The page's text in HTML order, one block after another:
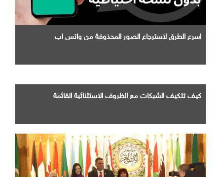
اسرع الطرق لاسترجاع الصور المحذوفة من واتس اب
كيف تتكيف الشبكات مع الظروف الاستثنائية القائمة